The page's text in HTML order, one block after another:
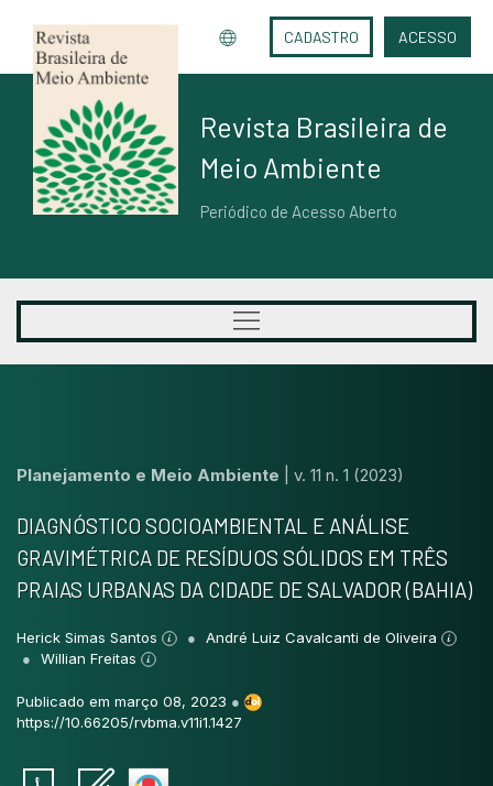
CADASTRO ACESSO
Revista Brasileira de
Meio Ambiente
Periódico de Acesso Aberto
Planejamento e Meio Ambiente v. 11 n. 1 (2023)
DIAGNÓSTICO SOCIOAMBIENTAL E ANÁLISE
GRAVIMÉTRICA DE RESÍDUOS SÓLIDOS EM TRÊS
PRAIAS URBANAS DA CIDADE DE SALVADOR (BAHIA)
Herick Simas Santos
André Luiz Cavalcanti de Oliveira
Willian Freitas
Publicado em março 08, 2023 ●
https://10.66205/rvbma.v11i1.1427